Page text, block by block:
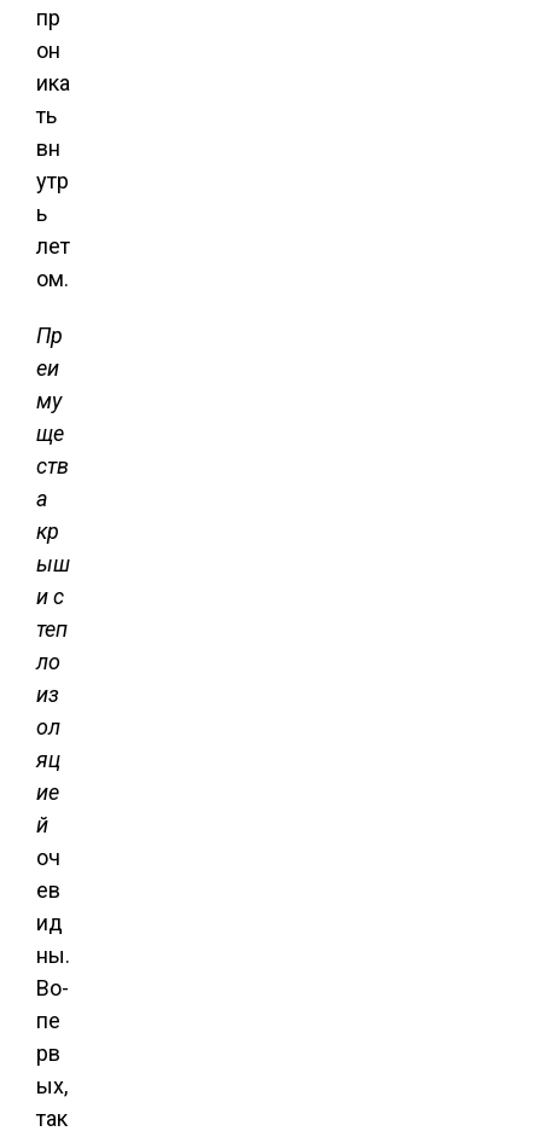
пр
он
ика
ть
вн
утр
ь
лет
ом.
Пр
еи
му
ще
ств
а
кр
ыш
и с
теп
ло
из
ол
яц
ие
й
оч
ев
ид
ны.
Во-
пе
рв
ых,
так